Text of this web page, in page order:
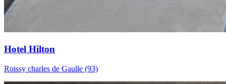
Hotel Hilton
Roissy charles de Gaulle (93)